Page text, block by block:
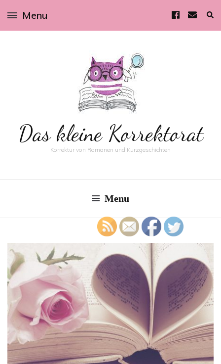
Menu
Das kleine Korrektorat
Korrektur von Romanen und Kurzgeschichten
Menu